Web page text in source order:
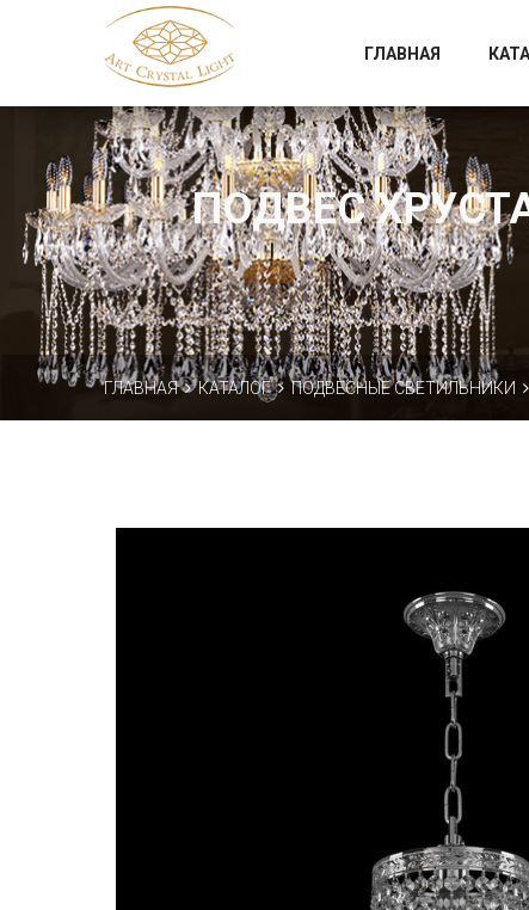
Официальный магазин фабрики Art Crystal Light
ГЛАВНАЯ
ПОДВЕС
ГЛАВНАЯ КАТАЛОГ ПОДВЕСНЫЕ СВЕТИЛЬНИКИ